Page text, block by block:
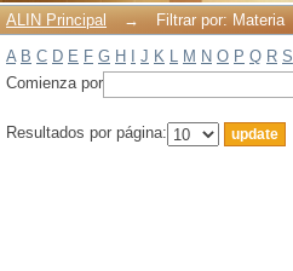
ALIN Principal →
Filtrar por: Materia
A B C D E F G H J K L M N O P Q R S
Comienza por
Resultados por página: